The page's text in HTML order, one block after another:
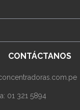
CONTÁCTANOS
01 321 5894